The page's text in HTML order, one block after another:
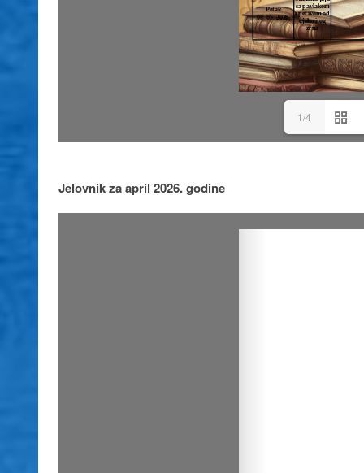
1/4
Jelovnik za april 2026. godine